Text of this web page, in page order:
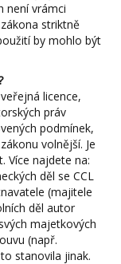
není vrámci
striktně
by mohlo být
licence,
práv
podmínek,
volnější. Je
Více najdete na:
děl se CCL
(majitele
děl autor
majetkových
(např.
stanovila jinak.